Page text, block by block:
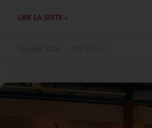
LIRE LA SUITE »